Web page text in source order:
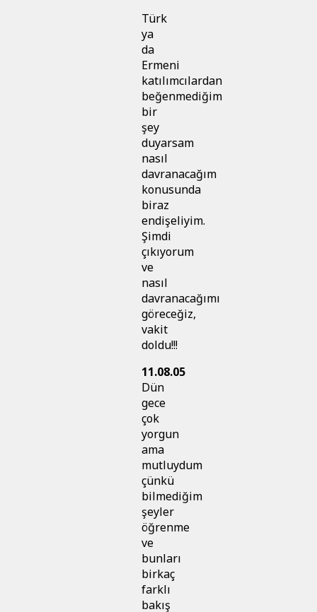
Türk
ya
da
Ermeni
katılımcılardan
beğenmediğim
bir
şey
duyarsam
nasıl
davranacağım
konusunda
biraz
endişeliyim.
Şimdi
çıkıyorum
ve
nasıl
davranacağımı
göreceğiz,
vakit
doldu!!!
11.08.05
Dün
gece
çok
yorgun
ama
mutluydum
çünkü
bilmediğim
şeyler
öğrenme
ve
bunları
birkaç
farklı
bakış